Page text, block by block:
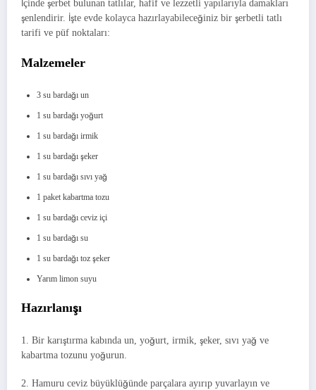
İçinde şerbet bulunan tatlılar, hafif ve lezzetli yapılarıyla damakları
şenlendirir. İşte evde kolayca hazırlayabileceğiniz bir şerbetli tatlı
tarifi ve püf noktaları:
Malzemeler
3 su bardağı un
1 su bardağı yoğurt
1 su bardağı irmik
1 su bardağı şeker
1 su bardağı sıvı yağ
1 paket kabartma tozu
1 su bardağı ceviz içi
1 su bardağı su
1 su bardağı toz şeker
Yarım limon suyu
Hazırlanışı
1. Bir karıştırma kabında un, yoğurt, irmik, şeker, sıvı yağ ve
kabartma tozunu yoğurun.
2. Hamuru ceviz büyüklüğünde parçalara ayırıp yuvarlayın ve